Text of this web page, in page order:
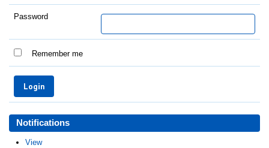
Password
Remember me
Notifications
View